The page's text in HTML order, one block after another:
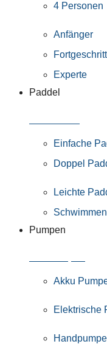
4 Personen
Anfänger
Experte
Paddel
Einfache
Doppel
Leichte
Pumpen
Akku
Elektrische